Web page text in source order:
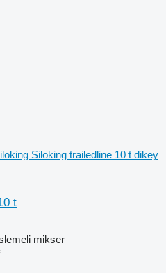
Siloking trailedline 10 t dikey
t
mikser